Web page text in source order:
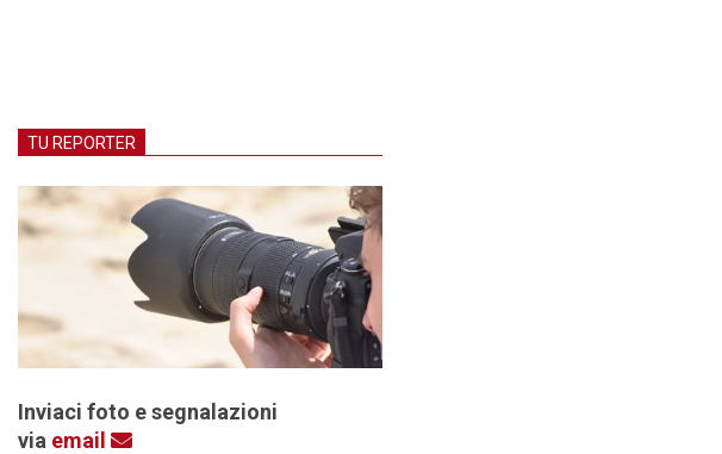
TU REPORTER
Inviaci foto e segnalazioni
via email